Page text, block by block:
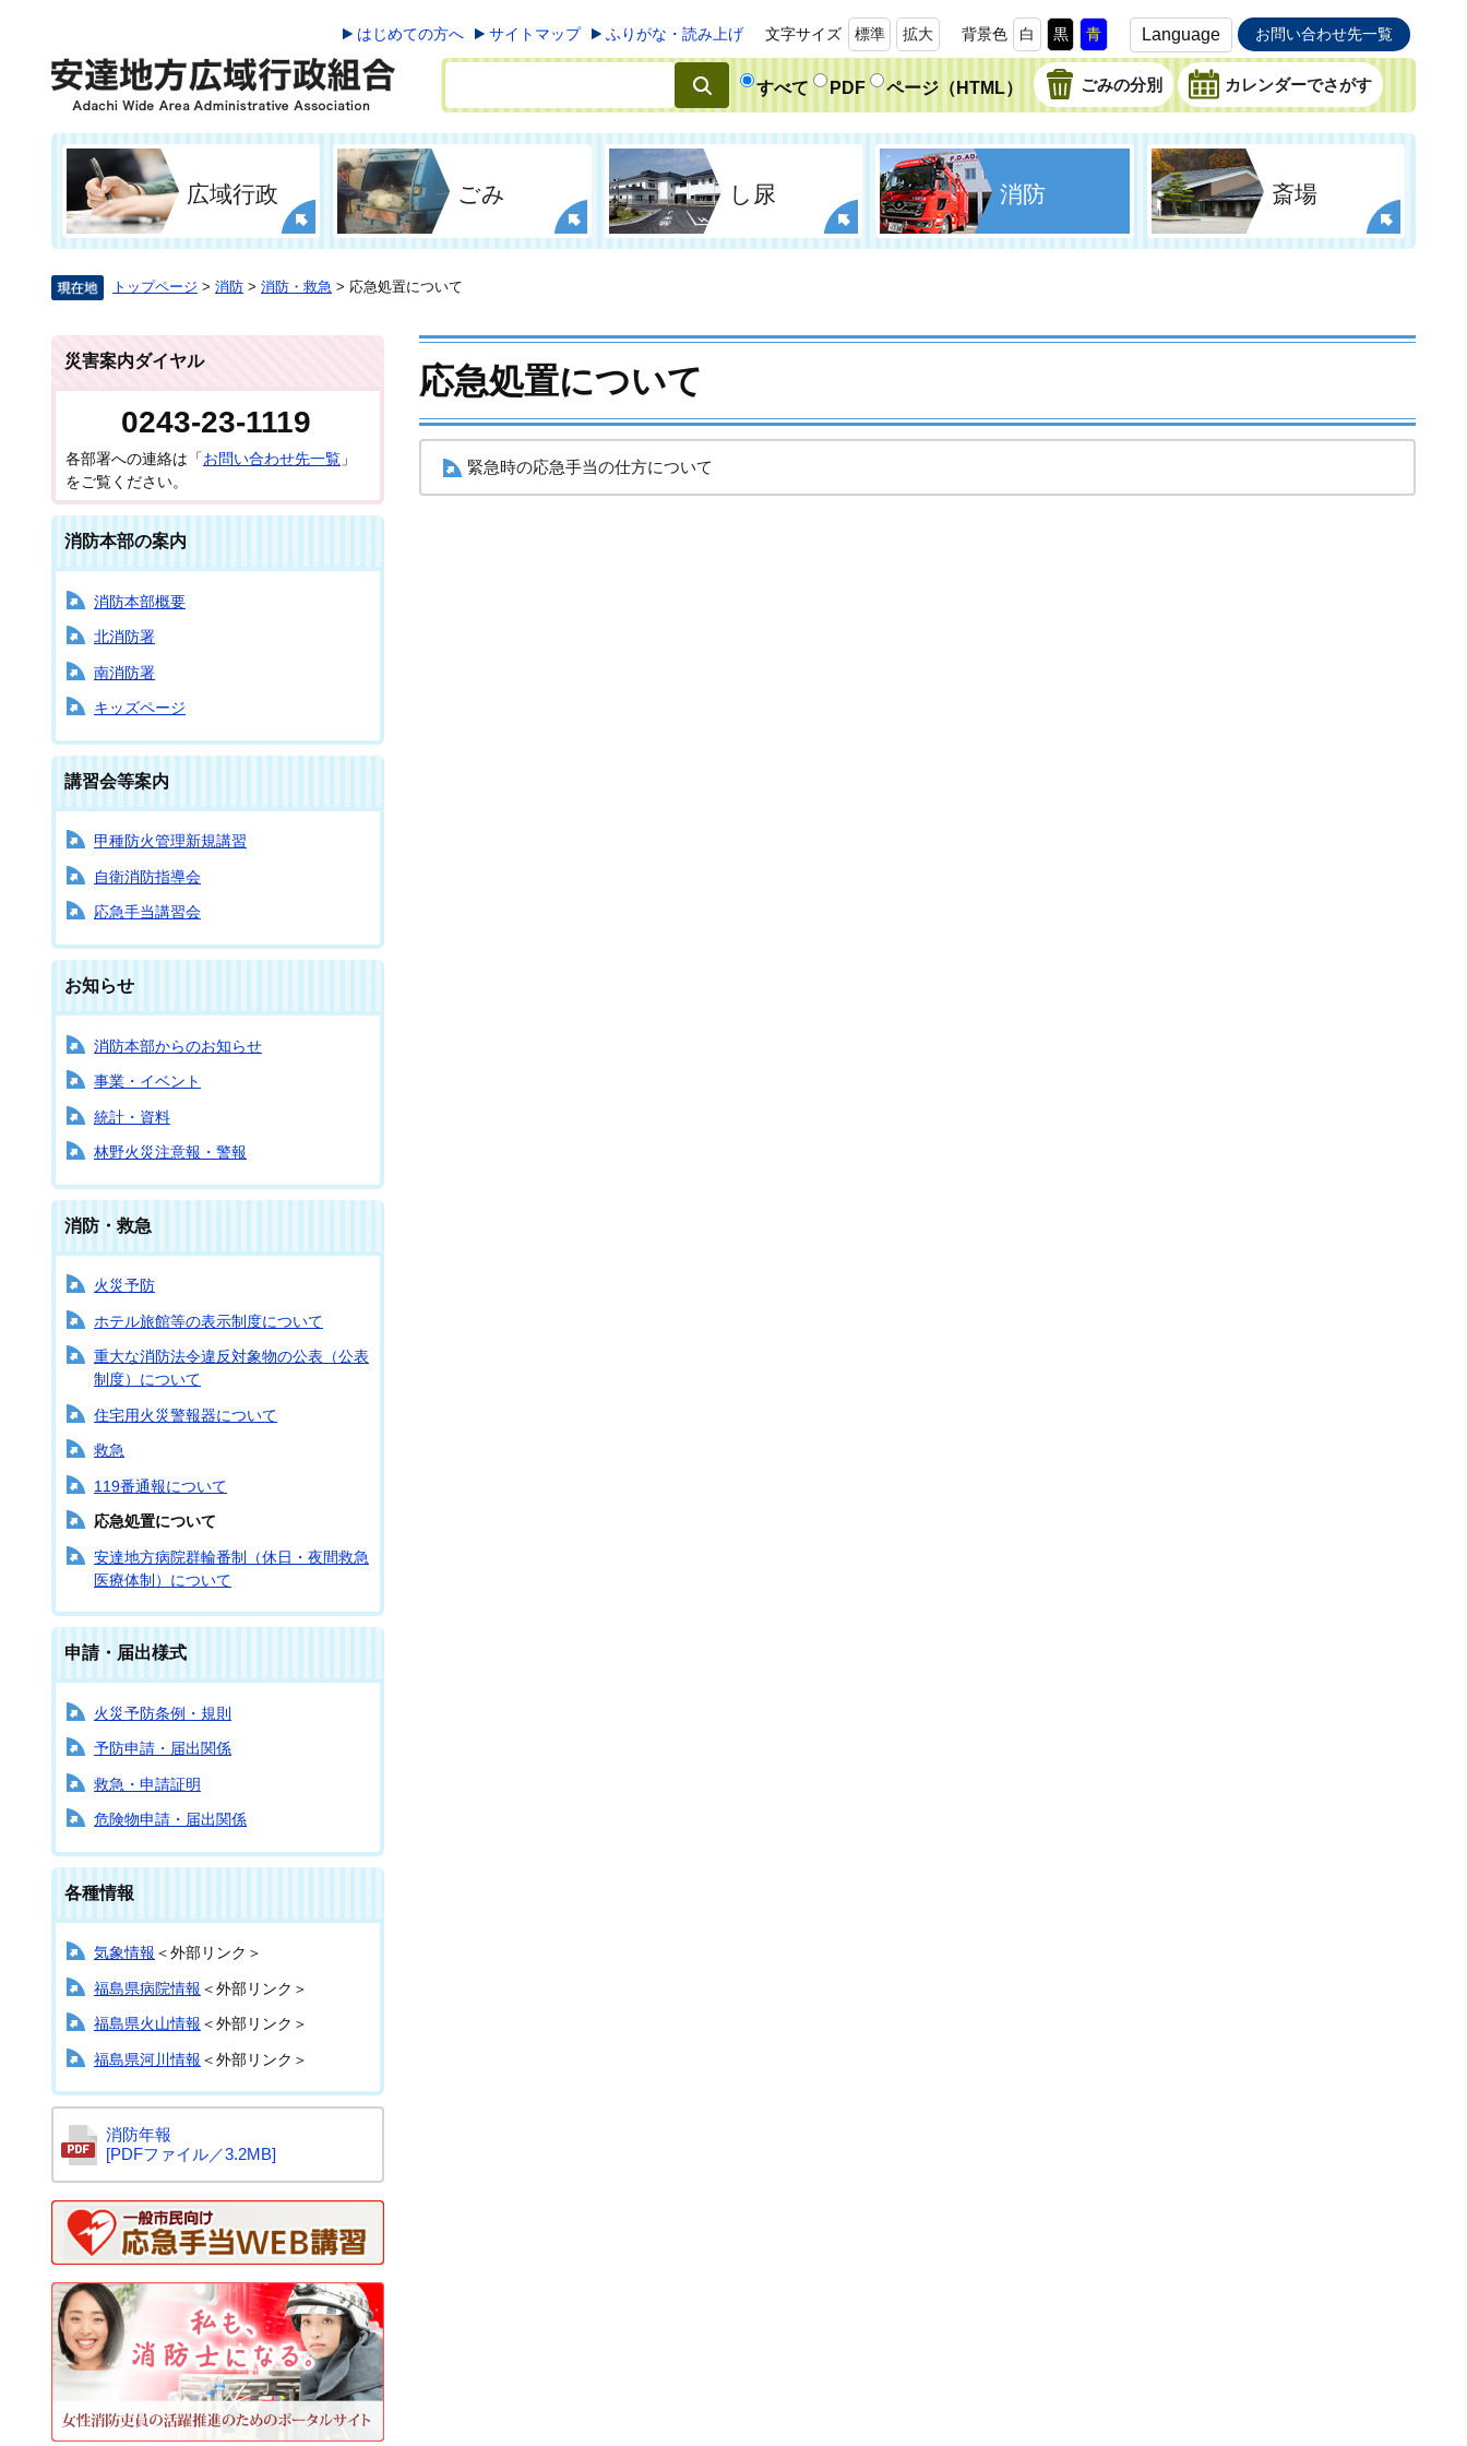
はじめての方へ サイトマップ ふりがな・読み上げ 文字サイズ 標準 拡大 背景色 白 黒 青 Language お問い合わせ先一覧
すべて PDF ページ（HTML） ごみの分別 カレンダーでさがす
広域行政 ごみ し尿 消防 斎場
トップページ > 消防 > 消防・救急 > 応急処置について
災害案内ダイヤル
0243-23-1119
各部署への連絡は「お問い合わせ先一覧 」
をご覧ください。
消防本部の案内
消防本部概要
北消防署
南消防署
キッズページ
講習会等案内
甲種防火管理新規講習
自衛消防指導会
応急手当講習会
お知らせ
消防本部からのお知らせ
事業・イベント
統計・資料
林野火災注意報・警報
消防・救急
火災予防
ホテル旅館等の表示制度について
重大な消防法令違反対象物の公表（公表
制度）について
住宅用火災警報器について
救急
119番通報について
応急処置について
安達地方病院群輪番制（休日・夜間救急
医療体制）について
申請・届出様式
火災予防条例・規則
予防申請・届出関係
救急・申請証明
危険物申請・届出関係
各種情報
気象情報 ＜外部リンク＞
福島県病院情報 ＜外部リンク＞
福島県火山情報 ＜外部リンク＞
福島県河川情報 ＜外部リンク＞
消防年報
[PDFファイル／3.2MB]
応急処置について
緊急時の応急手当の仕方について